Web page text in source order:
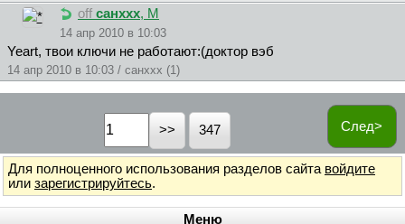
off санххх, М
14 апр 2010 в 10:03
Yeart, твои ключи не работают:(доктор вэб
14 апр 2010 в 10:03 / санххх (1)
След>
347
Для полноценного использования разделов сайта войдите
или зарегистрируйтесь.
Меню